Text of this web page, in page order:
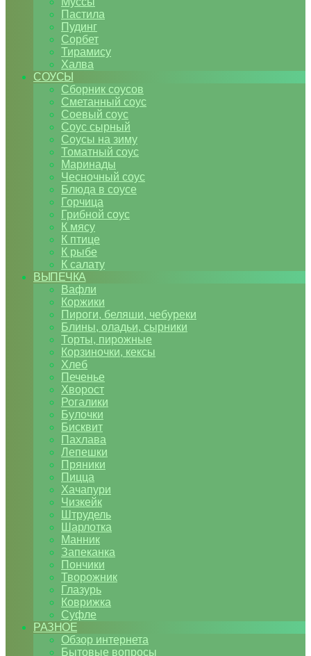
Пастила
Пудинг
Сорбет
Тирамису
Халва
СОУСЫ
Сборник соусов
Сметанный соус
Соевый соус
Соус сырный
Соусы на зиму
Томатный соус
Маринады
Чесночный соус
Блюда в соусе
Горчица
Грибной соус
К мясу
К птице
К рыбе
К салату
ВЫПЕЧКА
Вафли
Коржики
Пироги, беляши, чебуреки
Блины, оладьи, сырники
Торты, пирожные
Корзиночки, кексы
Хлеб
Печенье
Хворост
Рогалики
Булочки
Бисквит
Пахлава
Лепешки
Пряники
Пицца
Хачапури
Чизкейк
Штрудель
Шарлотка
Манник
Запеканка
Пончики
Творожник
Глазурь
Коврижка
Суфле
РАЗНОЕ
Обзор интернета
Бытовые вопросы